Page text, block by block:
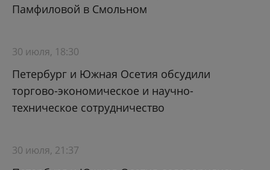
Памфиловой в Смольном
30 июля, 18:30
Петербург и Южная Осетия обсудили
торгово-экономическое и научно-
техническое сотрудничество
30 июля, 21:37